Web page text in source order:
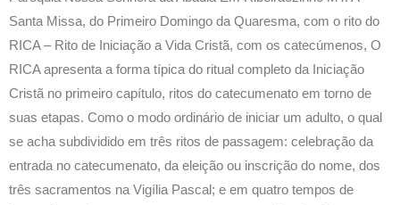
Santa Missa, do Primeiro Domingo da Quaresma, com o rito do
RICA – Rito de Iniciação a Vida Cristã, com os catecúmenos, O
RICA apresenta a forma típica do ritual completo da Iniciação
Cristã no primeiro capítulo, ritos do catecumenato em torno de
suas etapas. Como o modo ordinário de iniciar um adulto, o qual
se acha subdividido em três ritos de passagem: celebração da
entrada no catecumenato, da eleição ou inscrição do nome, dos
três sacramentos na Vigília Pascal; e em quatro tempos de